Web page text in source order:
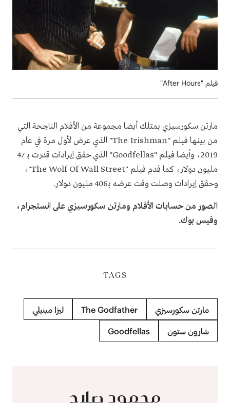
فيلم "After Hours"
مارتن سكورسيزي يمتلك أيضا مجموعة من الأفلام الناجحة التي
من بينها فيلم "The Irishman" الذي عرض لأول مرة في عام
2019، وأيضا فيلم "
Goodfellas
" الذي حقق إيرادات قدرت بـ 47
مليون دولار، كما قدم فيلم "The Wolf Of Wall Street"،
وحقق إيرادات وصلت وقت عرضه بـ406 مليون دولار.
الصور من حسابات الأفلام ومارتن سكورسيزي على انستجرام،
وفيس بوك.
TAGS
مارتن سكورسيزي The Godfather ليزا مينيلي
شارون ستون Goodfellas
محمود صلاح